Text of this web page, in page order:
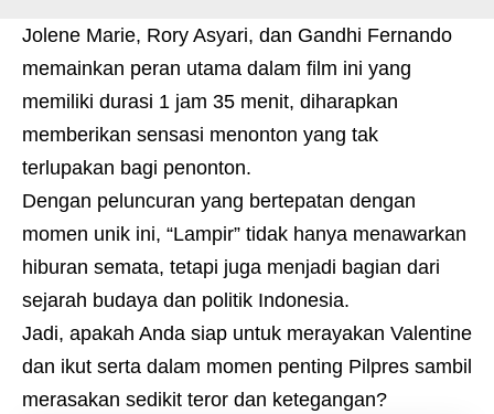
Jolene Marie, Rory Asyari, dan Gandhi Fernando
memainkan peran utama dalam film ini yang
memiliki durasi 1 jam 35 menit, diharapkan
memberikan sensasi menonton yang tak
terlupakan bagi penonton.
Dengan peluncuran yang bertepatan dengan
momen unik ini, “Lampir” tidak hanya menawarkan
hiburan semata, tetapi juga menjadi bagian dari
sejarah budaya dan politik Indonesia.
Jadi, apakah Anda siap untuk merayakan Valentine
dan ikut serta dalam momen penting Pilpres sambil
merasakan sedikit teror dan ketegangan?